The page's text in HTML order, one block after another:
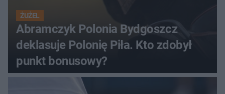
ŻUŻEL
Abramczyk Polonia Bydgoszcz
deklasuje Polonię Piła. Kto zdobył
punkt bonusowy?